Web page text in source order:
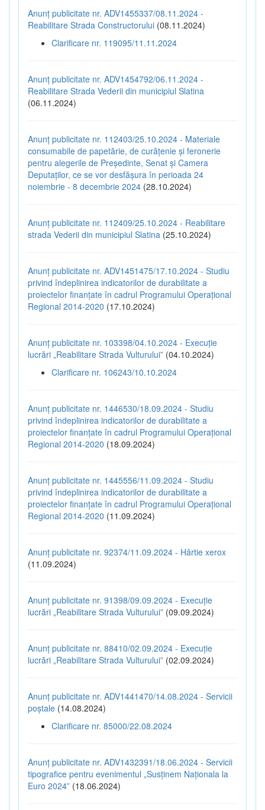
Anunț publicitate nr. ADV1455337/08.11.2024 -
Reabilitare Strada Constructorului (08.11.2024)
Clarificare nr. 119095/11.11.2024
Anunț publicitate nr. ADV1454792/06.11.2024 -
Reabilitare Strada Vederii din municipiul Slatina
(06.11.2024)
Anunț publicitate nr. 112403/25.10.2024 - Materiale
consumabile de papetărie, de curățenie și feronerie
pentru alegerile de Președinte, Senat și Camera
Deputaților, ce se vor desfășura în perioada 24
noiembrie - 8 decembrie 2024 (28.10.2024)
Anunț publicitate nr. 112409/25.10.2024 - Reabilitare
strada Vederii din municipiul Slatina (25.10.2024)
Anunț publicitate nr. ADV1451475/17.10.2024 - Studiu
privind îndeplinirea indicatorilor de durabilitate a
proiectelor finanțate în cadrul Programului Operațional
Regional 2014-2020 (17.10.2024)
Anunț publicitate nr. 103398/04.10.2024 - Execuție
lucrări „Reabilitare Strada Vulturului” (04.10.2024)
Clarificare nr. 106243/10.10.2024
Anunț publicitate nr. 1446530/18.09.2024 - Studiu
privind îndeplinirea indicatorilor de durabilitate a
proiectelor finanțate în cadrul Programului Operațional
Regional 2014-2020 (18.09.2024)
Anunț publicitate nr. 1445556/11.09.2024 - Studiu
privind îndeplinirea indicatorilor de durabilitate a
proiectelor finanțate în cadrul Programului Operațional
Regional 2014-2020 (11.09.2024)
Anunț publicitate nr. 92374/11.09.2024 - Hârtie xerox
(11.09.2024)
Anunț publicitate nr. 91398/09.09.2024 - Execuție
lucrări „Reabilitare Strada Vulturului” (09.09.2024)
Anunț publicitate nr. 88410/02.09.2024 - Execuție
lucrări „Reabilitare Strada Vulturului” (02.09.2024)
Anunț publicitate nr. ADV1441470/14.08.2024 - Servicii
poștale (14.08.2024)
Clarificare nr. 85000/22.08.2024
Anunț publicitate nr. ADV1432391/18.06.2024 - Servicii
tipografice pentru evenimentul „Susținem Naționala la
Euro 2024” (18.06.2024)